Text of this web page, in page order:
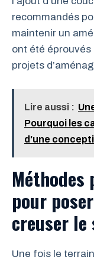
recommandés
maintenir un
ont été éprouvés
projets
Lire aussi :
Pourquoi les
d'une
pour
creuser le
Une fois le